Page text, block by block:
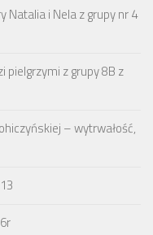
Natalia i Nela z grupy nr 4
pielgrzymi z grupy 8B z
– wytrwałość,